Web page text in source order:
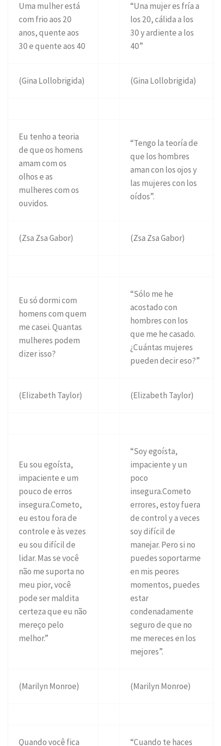
Uma mulher está
com frio aos 20
anos, quente aos
30 e quente aos 40
“Una mujer es fría a
los 20, cálida a los
30 y ardiente a los
40”
(Gina Lollobrigida) (Gina Lollobrigida)
Eu tenho a teoria
de que os homens
amam com os
olhos e as
mulheres com os
ouvidos.
“Tengo la teoría de
que los hombres
aman con los ojos y
las mujeres con los
oídos”.
(Zsa Zsa Gabor) (Zsa Zsa Gabor)
Eu só dormi com
homens com quem
me casei. Quantas
mulheres podem
dizer isso?
“Sólo me he
acostado con
hombres con los
que me he casado.
¿Cuántas mujeres
pueden decir eso?”
(Elizabeth Taylor) (Elizabeth Taylor)
Eu sou egoísta,
impaciente e um
pouco de erros
insegura.Cometo,
eu estou fora de
controle e às vezes
eu sou difícil de
lidar. Mas se você
não me suporta no
meu pior, você
pode ser maldita
certeza que eu não
mereço pelo
melhor.”
“Soy egoísta,
impaciente y un
poco
insegura.Cometo
errores, estoy fuera
de control y a veces
soy difícil de
manejar. Pero si no
puedes soportarme
en mis peores
momentos, puedes
estar
condenadamente
seguro de que no
me mereces en los
mejores”.
(Marilyn Monroe) (Marilyn Monroe)
Quando você fica “Cuando te haces